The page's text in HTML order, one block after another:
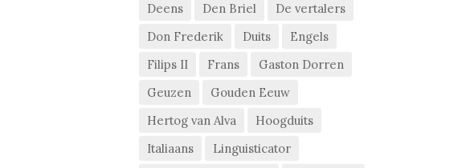
Deens
Den Briel
De vertalers
Don Frederik
Duits
Engels
Filips II
Frans
Gaston Dorren
Geuzen
Gouden Eeuw
Hertog van Alva
Hoogduits
Italiaans
Linguisticator